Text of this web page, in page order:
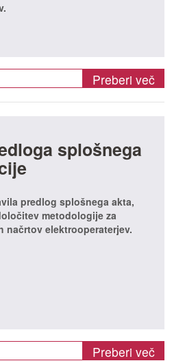
Preberi več
splošnega
predlog splošnega akta,
metodologije za
načrtov elektrooperaterjev.
Preberi več